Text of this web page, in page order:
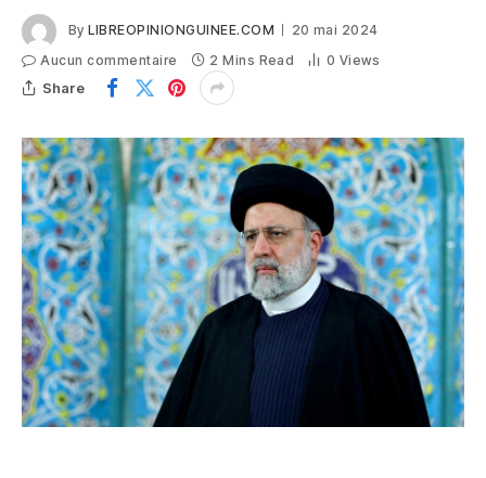
By LIBREOPINIONGUINEE.COM
20 mai 2024
Aucun commentaire
2 Mins Read 0 Views
Share